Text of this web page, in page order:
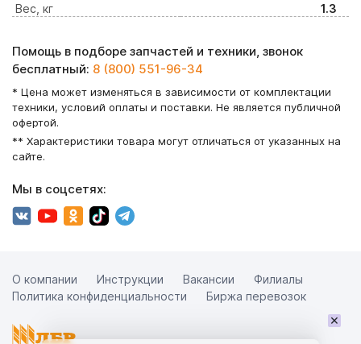
Вес, кг
1.3
Помощь в подборе запчастей и техники, звонок
бесплатный: 8 (800) 551-96-34
* Цена может изменяться в зависимости от комплектации
техники, условий оплаты и поставки. Не является публичной
офертой.
** Характеристики товара могут отличаться от указанных на
сайте.
Мы в соцсетях:
О компании Инструкции Вакансии
Филиалы
Политика конфиденциальности
Биржа перевозок
×